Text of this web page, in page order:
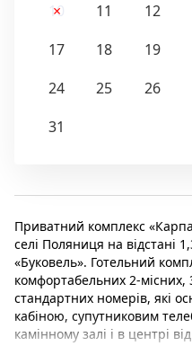
10
11 12
17
18 19
24
25 26
31
Приватний комплекс
селі Поляниця на відстані
«Буковель». Готельний
комфортабельних 2-місних,
стандартних номерів, які
кабіною, супутниковим
камінному залі і в центрі